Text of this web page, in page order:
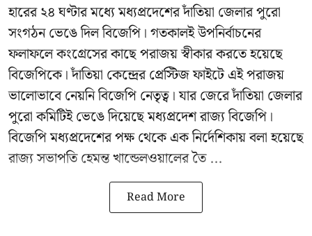
হারের ২৪ ঘণ্টার মধ্যে মধ্যপ্রদেশের দাঁতিয়া জেলার পুরো
সংগঠন ভেঙে দিল বিজেপি। গতকালই উপনির্বাচনের
ফলাফলে কংগ্রেসের কাছে পরাজয় স্বীকার করতে হয়েছে
বিজেপিকে। দাঁতিয়া কেন্দ্রের প্রেস্টিজ ফাইটে এই পরাজয়
ভালোভাবে নেয়নি বিজেপি নেতৃত্ব। যার জেরে দাঁতিয়া জেলার
পুরো কমিটিই ভেঙে দিয়েছে মধ্যপ্রদেশ রাজ্য বিজেপি।
বিজেপি মধ্যপ্রদেশের পক্ষ থেকে এক নির্দেশিকায় বলা হয়েছে
রাজ্য সভাপতি হেমন্ত খান্ডেলওয়ালের তৈ ...
Read More